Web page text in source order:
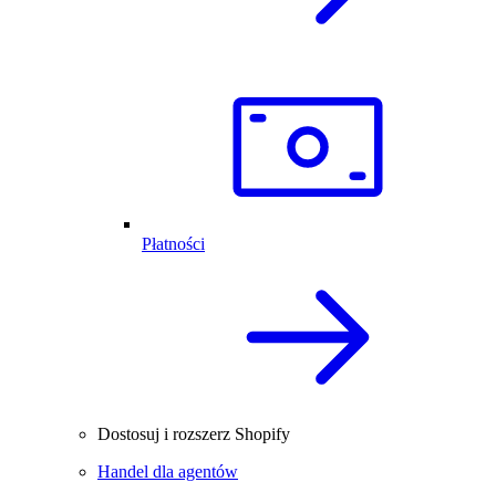
Płatności
Dostosuj i rozszerz Shopify
Handel dla agentów